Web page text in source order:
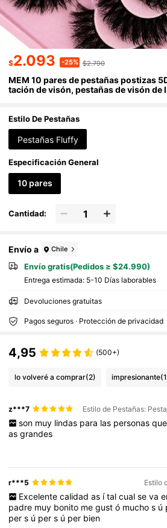
$2.093 -25% $2.790
MEM 10 pares de pestañas postizas
tación de visón, pestañas de visón de
y gruesas
Estilo De Pestañas
Pestañas Fluffy
Especificación General
10 pares
Cantidad:
Envío a Chile
Envío gratis(Pedidos ≥ $24.990)
Entrega estimada: 5-10 Días laborables
Devoluciones gratuitas
Pagos seguros · Protección de privacidad
4,95 (500+)
lo volveré a comprar(2) impresionante
z***7
son muy lindas para las personas que
asgrandes
r***5 Estilo
Excelente calidad as ítal cual se va
padre muy bonito megustó muchos ú
pers ú pers ú per bien